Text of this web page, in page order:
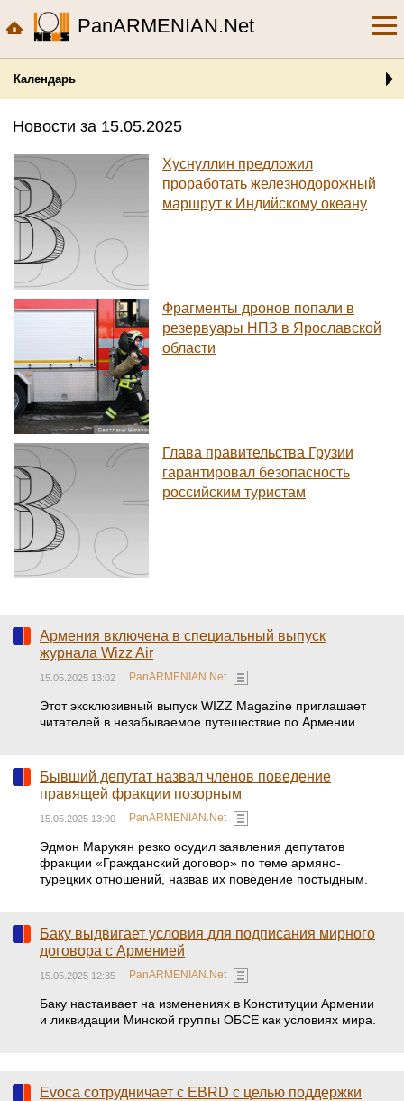
PanARMENIAN.Net
Календарь
Новости за 15.05.2025
Хуснуллин предложил
проработать железнодорожный
маршрут к Индийскому океану
Фрагменты дронов попали в
резервуары НПЗ в Ярославской
области
Глава правительства Грузии
гарантировал безопасность
российским туристам
Армения включена в специальный выпуск
журнала Wizz Air
15.05.2025 13:02 PanARMENIAN.Net
Этот эксклюзивный выпуск WIZZ Magazine приглашает
читателей в незабываемое путешествие по Армении.
Бывший депутат назвал членов поведение
правящей фракции позорным
15.05.2025 13:00 PanARMENIAN.Net
Эдмон Марукян резко осудил заявления депутатов
фракции «Гражданский договор» по теме армяно-
турецких отношений, назвав их поведение постыдным.
Баку выдвигает условия для подписания мирного
договора с Арменией
15.05.2025 12:35 PanARMENIAN.Net
Баку настаивает на изменениях в Конституции Армении
и ликвидации Минской группы ОБСЕ как условиях мира.
Evoca сотрудничает с EBRD с целью поддержки